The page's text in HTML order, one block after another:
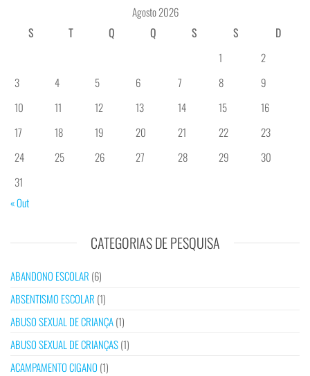
Agosto 2026
S
T Q Q S S
D
1
2
3
4 5 6 7 8
9
10
11 12 13 14 15
16
17
18 19 20 21 22
23
24
25 26 27 28 29
30
31
« Out
CATEGORIAS DE PESQUISA
ABANDONO ESCOLAR (6)
ABSENTISMO ESCOLAR (1)
ABUSO SEXUAL DE CRIANÇA(1)
ABUSO SEXUAL DE CRIANÇAS(1)
ACAMPAMENTO CIGANO (1)